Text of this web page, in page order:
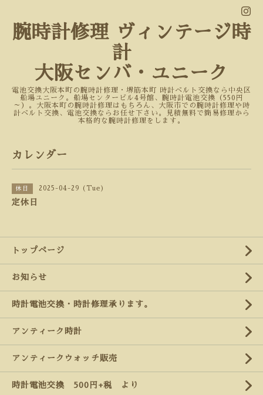
腕時計修理 ヴィンテージ時
計
大阪センバ・ユニーク
電池交換大阪本町の腕時計修理・堺筋本町 時計ベルト交換なら中央区
船場ユニーク。船場センタービル4号館、腕時計電池交換（550円
～）。大阪本町の腕時計修理はもちろん、大阪市での腕時計修理や時
計ベルト交換、電池交換ならお任せ下さい。見積無料で簡易修理から
本格的な腕時計修理をします。
カレンダー
休日 2025-04-29 (Tue)
定休日
トップページ
お知らせ
時計電池交換・時計修理承ります。
アンティーク時計
アンティークウォッチ販売
時計電池交換 500円+税 より